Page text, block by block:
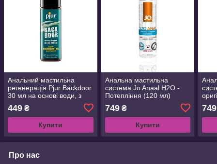
Анальний мастильна
регенерація Pjur Backdoor
30 мл на основі води, з
екстрактом Panthenol та
ромашкою
449 ₴
Купити
Анальна мастильна
система Jo Anaal H2O -
Потепління (120 мл)
води
749₴
Купити
749
Про нас